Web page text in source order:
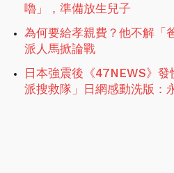
嚕」，準備放生兒子
為何要給孝親費？他不解「
派人馬掀論戰
日本強震後《47NEWS》
派搜救隊」日網感動洗版：